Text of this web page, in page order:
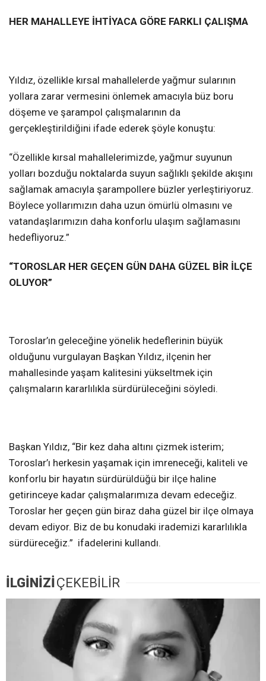
HER MAHALLEYE İHTİYACA GÖRE FARKLI ÇALIŞMA
Yıldız, özellikle kırsal mahallelerde yağmur sularının
yollara zarar vermesini önlemek amacıyla büz boru
döşeme ve şarampol çalışmalarının da
gerçekleştirildiğini ifade ederek şöyle konuştu:
“Özellikle kırsal mahallelerimizde, yağmur suyunun
yolları bozduğu noktalarda suyun sağlıklı şekilde akışını
sağlamak amacıyla şarampollere büzler yerleştiriyoruz.
Böylece yollarımızın daha uzun ömürlü olmasını ve
vatandaşlarımızın daha konforlu ulaşım sağlamasını
hedefliyoruz.”
“TOROSLAR HER GEÇEN GÜN DAHA GÜZEL BİR İLÇE
OLUYOR”
Toroslar’ın geleceğine yönelik hedeflerinin büyük
olduğunu vurgulayan Başkan Yıldız, ilçenin her
mahallesinde yaşam kalitesini yükseltmek için
çalışmaların kararlılıkla sürdürüleceğini söyledi.
Başkan Yıldız, “Bir kez daha altını çizmek isterim;
Toroslar’ı herkesin yaşamak için imreneceği, kaliteli ve
konforlu bir hayatın sürdürüldüğü bir ilçe haline
getirinceye kadar çalışmalarımıza devam edeceğiz.
Toroslar her geçen gün biraz daha güzel bir ilçe olmaya
devam ediyor. Biz de bu konudaki irademizi kararlılıkla
sürdüreceğiz.” ifadelerini kullandı.
İLGİNİZİ ÇEKEBİLİR